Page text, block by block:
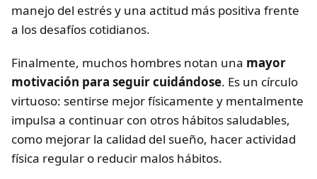
manejo del estrés y una actitud más positiva frente
a los desafíos cotidianos.
Finalmente, muchos hombres notan una mayor
motivación para seguir cuidándose. Es un círculo
virtuoso: sentirse mejor físicamente y mentalmente
impulsa a continuar con otros hábitos saludables,
como mejorar la calidad del sueño, hacer actividad
física regular o reducir malos hábitos.